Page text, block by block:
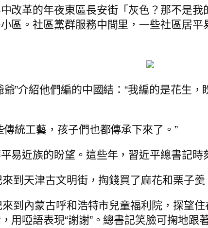
改革的年夜東區長安街「灰色？那不是
區。社區黨群服務中間里，一些社區居
爺”介紹他們編的中國結：“我編的是花生
統工藝，孩子們也都傳承下來了。”
易近族的盼望。這些年，習近平總書記
到天津古文明街，掏錢買了麻花和栗子
到內蒙古呼和浩特市兒童福利院，探望
用啞語表現“謝謝”。總書記笑臉可掬地跟